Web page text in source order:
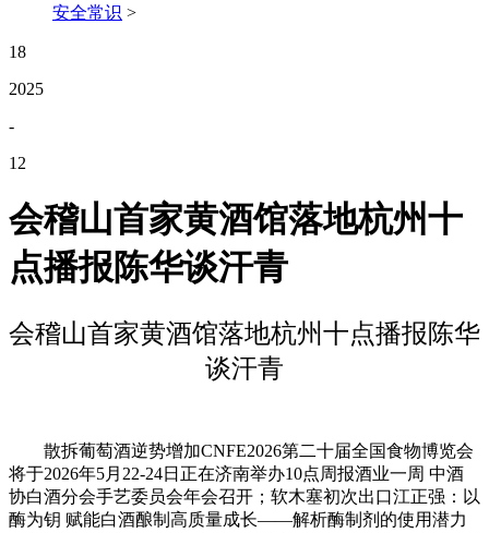
安全常识 >
18
2025
-
12
会稽山首家黄酒馆落地杭州十
点播报陈华谈汗青
会稽山首家黄酒馆落地杭州十点播报陈华
谈汗青
散拆葡萄酒逆势增加CNFE2026第二十届全国食物博览会
将于2026年5月22-24日正在济南举办10点周报酒业一周 中酒
协白酒分会手艺委员会年会召开；软木塞初次出口江正强：以
酶为钥 赋能白酒酿制高质量成长——解析酶制剂的使用潜力